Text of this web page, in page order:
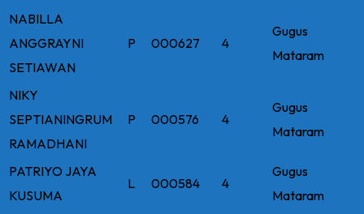
NABILLA
ANGGRAYNI
SETIAWAN
P 000627 4
Gugus
Mataram
NIKY
SEPTIANINGRUM
RAMADHANI
P 000576 4
Gugus
Mataram
PATRIYO JAYA
KUSUMA
L 000584 4
Gugus
Mataram